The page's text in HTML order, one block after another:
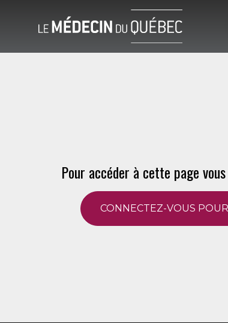
Pour accéder à cette page
CONNECTEZ-VOUS